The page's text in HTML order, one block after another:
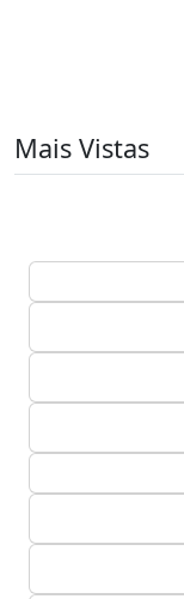
Mais Vistas